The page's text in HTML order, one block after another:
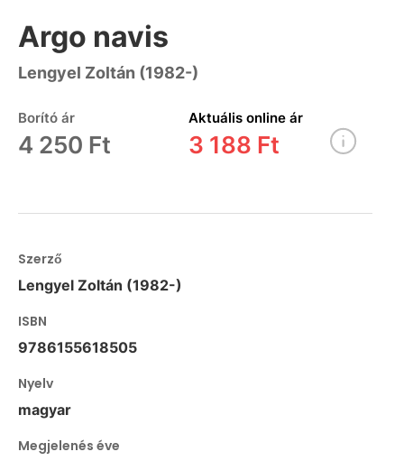
Argo navis
Lengyel Zoltán (1982-)
Borító ár
4 250 Ft
Aktuális online ár
3 188 Ft
Szerző
Lengyel Zoltán (1982-)
ISBN
9786155618505
Nyelv
magyar
Megjelenés éve